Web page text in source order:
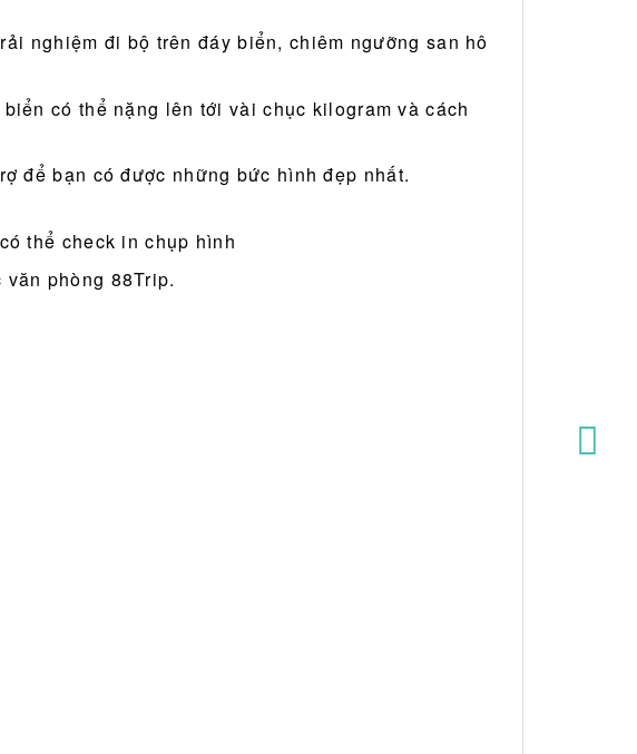
nghiệm đi bộ trên đáy biển, chiêm ngưỡng san hô
có thể nặng lên tới vài chục kilogram và cách
để bạn có được những bức hình đẹp nhất.
thể check in chụp hình
phòng 88Trip.